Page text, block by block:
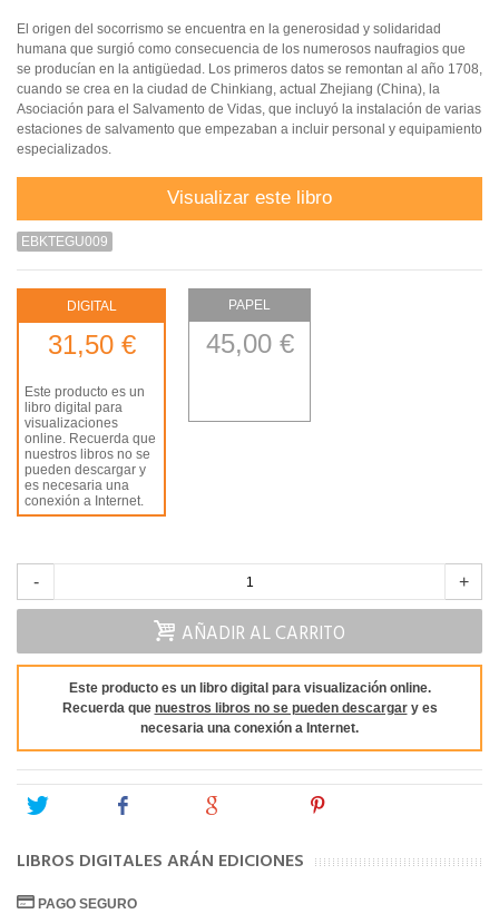
El origen del socorrismo se encuentra en la generosidad y solidaridad
humana que surgió como consecuencia de los numerosos naufragios que
se producían en la antigüedad. Los primeros datos se remontan al año 1708,
cuando se crea en la ciudad de Chinkiang, actual Zhejiang (China), la
Asociación para el Salvamento de Vidas, que incluyó la instalación de varias
estaciones de salvamento que empezaban a incluir personal y equipamiento
especializados.
Visualizar este libro
EBKTEGU009
DIGITAL
31,50 €
Este producto es un
libro digital para
visualizaciones
online. Recuerda que
nuestros libros no se
pueden descargar y
es necesaria una
conexión a Internet.
PAPEL
45,00 €
- +
AÑADIR AL CARRITO
Este producto es un libro digital para visualización online.
Recuerda que nuestros libros no se pueden descargary es
necesaria una conexión a Internet.
Tweet
LIBROS DIGITALES ARÁN EDICIONES
PAGO SEGURO